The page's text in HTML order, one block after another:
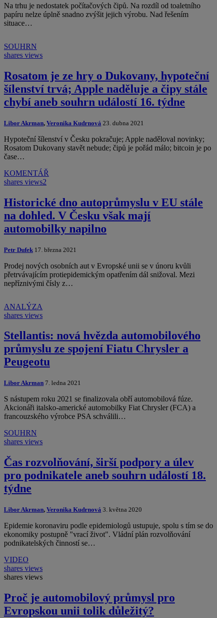
Na trhu je nedostatek počítačových čipů. Na rozdíl od toaletního
papíru nelze úplně snadno zvýšit jejich výrobu. Nad řešením
situace…
SOUHRN
shares views
Rosatom je ze hry o Dukovany, hypoteční
šílenství trvá; Apple naděluje a čipy stále
chybí aneb souhrn událostí 16. týdne
Libor Akrman, Veronika Kudrnová 23. dubna 2021
Hypoteční šílenství v Česku pokračuje; Apple naděloval novinky;
Rosatom Dukovany stavět nebude; čipů je pořád málo; bitcoin je po
čase…
KOMENTÁŘ
shares views2
Historické dno autoprůmyslu v EU stále
na dohled. V Česku však mají
automobilky napilno
Petr Dufek 17. března 2021
Prodej nových osobních aut v Evropské unii se v únoru kvůli
přetrvávajícím protiepidemickým opatřením dál snižoval. Mezi
nepříznivými čísly z…
ANALÝZA
shares views
Stellantis: nová hvězda automobilového
průmyslu ze spojení Fiatu Chrysler a
Peugeotu
Libor Akrman 7. ledna 2021
S nástupem roku 2021 se finalizovala obří automobilová fúze.
Akcionáři italsko-americké automobilky Fiat Chrysler (FCA) a
francouzského výrobce PSA schválili…
SOUHRN
shares views
Čas rozvolňování, širší podpory a úlev
pro podnikatele aneb souhrn událostí 18.
týdne
Libor Akrman, Veronika Kudrnová 3. května 2020
Epidemie koronaviru podle epidemiologů ustupuje, spolu s tím se do
ekonomiky postupně "vrací život". Vládní plán rozvolňování
podnikatelských činností se…
VIDEO
shares views
shares views
Proč je automobilový průmysl pro
Evropskou unii tolik důležitý?